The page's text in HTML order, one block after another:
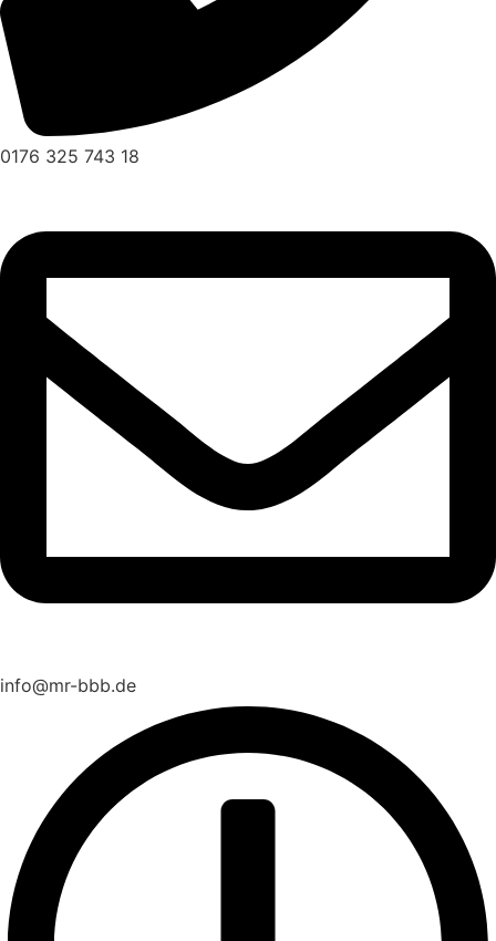
0176 325 743 18
info@mr-bbb.de